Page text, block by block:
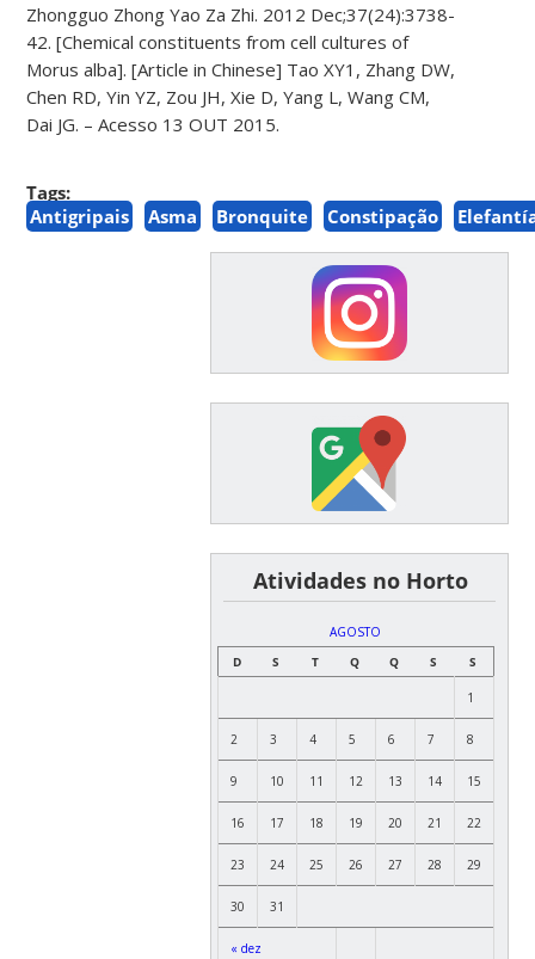
Zhongguo Zhong Yao Za Zhi. 2012 Dec;37(24):3738-
42. [Chemical constituents from cell cultures of
Morus alba]. [Article in Chinese] Tao XY1, Zhang DW,
Chen RD, Yin YZ, Zou JH, Xie D, Yang L, Wang CM,
Dai JG. – Acesso 13 OUT 2015.
Tags:
Antigripais
Asma Bronquite Constipação
͏ ͏ ͏ ͏ ͏ ͏Atividades no Horto
AGOSTO
D
S T Q Q S S
« dez
1
2 3 4 5 6 7 8
9 10 11 12 13 14 15
16 17 18 19 20 21 22
23 24 25 26 27 28 29
30 31